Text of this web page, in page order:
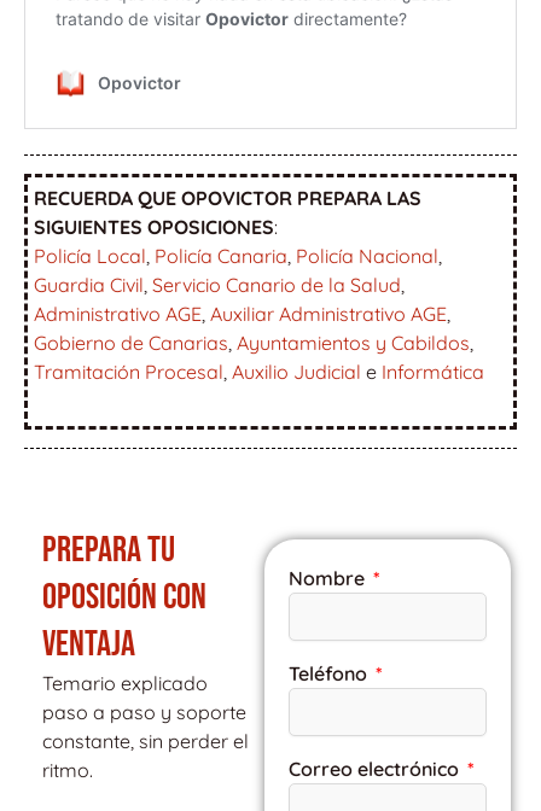
RECUERDA QUE OPOVICTOR PREPARA LAS
SIGUIENTES OPOSICIONES:
Policía Local Policía Canaria Policía Nacional
Guardia Civil Servicio Canario de la Salud
Administrativo AGE Auxiliar Administrativo AGE
Gobierno de Canarias Ayuntamientos y Cabildos
Tramitación Procesal Auxilio Judicial e Informática
PREPARA TU
OPOSICIÓN CON
VENTAJA
Temario explicado
paso a paso y soporte
constante, sin perder el
ritmo.
Nombre
Teléfono
Correo electrónico